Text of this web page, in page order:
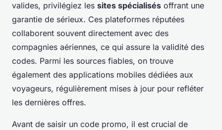
valides, privilégiez les sites spécialisés offrant une
garantie de sérieux. Ces plateformes réputées
collaborent souvent directement avec des
compagnies aériennes, ce qui assure la validité des
codes. Parmi les sources fiables, on trouve
également des applications mobiles dédiées aux
voyageurs, régulièrement mises à jour pour refléter
les dernières offres.
Avant de saisir un code promo, il est crucial de